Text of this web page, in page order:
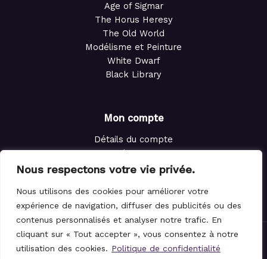
Nous respectons votre vie privée.
Nous utilisons des cookies pour améliorer votre
expérience de navigation, diffuser des publicités ou des
contenus personnalisés et analyser notre trafic. En
cliquant sur « Tout accepter », vous consentez à notre
utilisation des cookies. Politique de confidentialité
Age of Sigmar
The Horus Heresy
The Old World
Modélisme et Peinture
White Dwarf
Black Library
Mon compte
Détails du compte
Adresses
Commandes
Panier
© 2021-2026 Le Magicien des Dés.